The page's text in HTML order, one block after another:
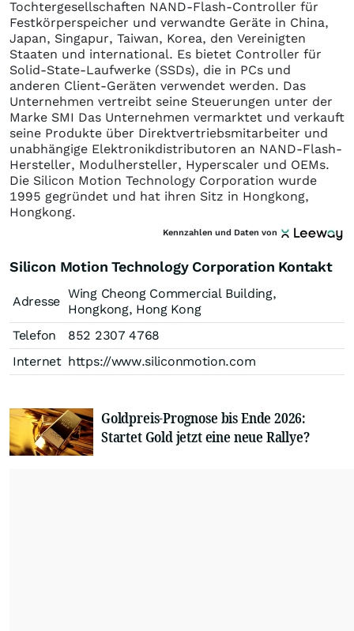
Tochtergesellschaften NAND-Flash-Controller für
Festkörperspeicher und verwandte Geräte in China,
Japan, Singapur, Taiwan, Korea, den Vereinigten
Staaten und international. Es bietet Controller für
Solid-State-Laufwerke (SSDs), die in PCs und
anderen Client-Geräten verwendet werden. Das
Unternehmen vertreibt seine Steuerungen unter der
Marke SMI Das Unternehmen vermarktet und verkauft
seine Produkte über Direktvertriebsmitarbeiter und
unabhängige Elektronikdistributoren an NAND-Flash-
Hersteller, Modulhersteller, Hyperscaler und OEMs.
Die Silicon Motion Technology Corporation wurde
1995 gegründet und hat ihren Sitz in Hongkong,
Hongkong.
Kennzahlen und Daten von
Silicon Motion Technology Corporation Kontakt
Adresse
Wing Cheong Commercial Building,
Hongkong, Hong Kong
Telefon
852 2307 4768
Internet https://www.siliconmotion.com
Goldpreis-Prognose bis Ende 2026:
Startet Gold jetzt eine neue Rallye?